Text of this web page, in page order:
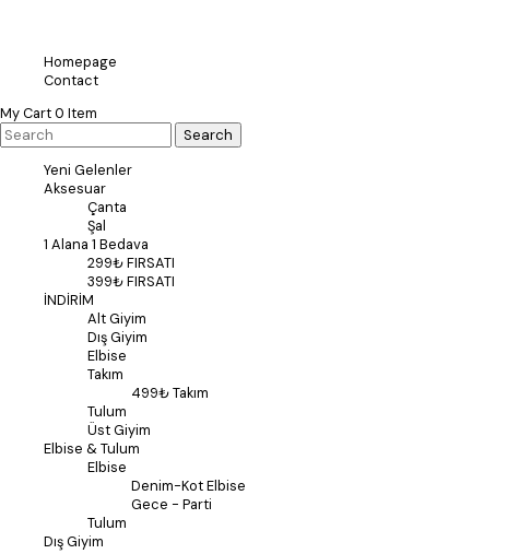
Homepage
Contact
My Cart0 Item
Yeni Gelenler
Aksesuar
Çanta
Şal
1 Alana 1 Bedava
299₺ FIRSATI
399₺ FIRSATI
İNDİRİM
Alt Giyim
Dış Giyim
Elbise
Takım
499₺ Takım
Tulum
Üst Giyim
Elbise & Tulum
Elbise
Denim-Kot Elbise
Gece - Parti
Tulum
Dış Giyim